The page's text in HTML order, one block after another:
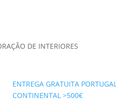
DE INTERIORES
ENTREGA GRATUITA
CONTINENTAL >500€